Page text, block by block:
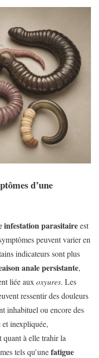
d’une
infestation parasitaireest
peuvent varier en
indicateurs sont plus
anale persistante,
liée aux oxyures. Les
ressentir des douleurs
inhabituel ou encore des
et inexpliquée,
quant à elle trahir la
tels qu’unefatigue